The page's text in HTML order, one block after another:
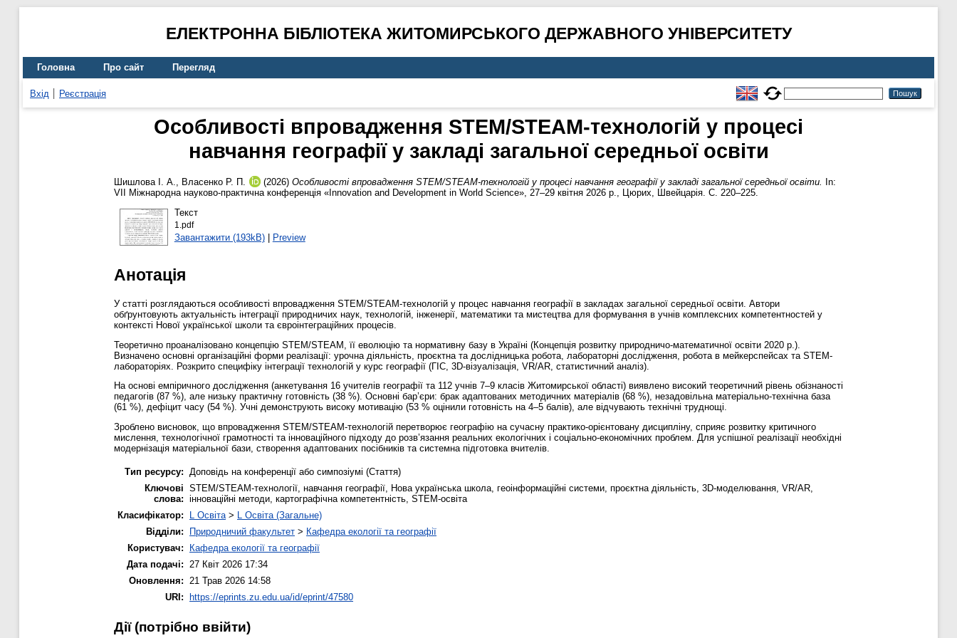
ЕЛЕКТРОННА БІБЛІОТЕКА ЖИТОМИРСЬКОГО ДЕРЖАВНОГО УНІВЕРСИТЕТУ
Головна Про сайт Перегляд
Вхід Реєстрація
Особливості впровадження STEM/STEAM-технологій у процесі
навчання географії у закладі загальної середньої освіти
Шишлова І. А., Власенко Р. П. (2026) Особливості впровадження STEM/STEAM-технологій у процесі навчання географії у закладі загальної середньої освіти.
In:
VII Міжнародна науково-практична конференція «Innovation and Development in World Science», 27–29 квітня 2026 р., Цюрих, Швейцарія. С. 220–225.
Текст
1.pdf
Завантажити (193kB)| Preview
Анотація
У статті розглядаються особливості впровадження STEM/STEAM-технологій у процес навчання географії в закладах загальної середньої освіти. Автори
обґрунтовують актуальність інтеграції природничих наук, технологій, інженерії, математики та мистецтва для формування в учнів комплексних компетентностей у
контексті Нової української школи та євроінтеграційних процесів.
Теоретично проаналізовано концепцію STEM/STEAM, її еволюцію та нормативну базу в Україні (Концепція розвитку природничо-математичної освіти 2020 р.).
Визначено основні організаційні форми реалізації: урочна діяльність, проєктна та дослідницька робота, лабораторні дослідження, робота в мейкерспейсах та STEM-
лабораторіях. Розкрито специфіку інтеграції технологій у курс географії (ГІС, 3D-візуалізація, VR/AR, статистичний аналіз).
На основі емпіричного дослідження (анкетування 16 учителів географії та 112 учнів 7–9 класів Житомирської області) виявлено високий теоретичний рівень обізнаності
педагогів (87 %), але низьку практичну готовність (38 %). Основні бар’єри: брак адаптованих методичних матеріалів (68 %), незадовільна матеріально-технічна база
(61 %), дефіцит часу (54 %). Учні демонструють високу мотивацію (53 % оцінили готовність на 4–5 балів), але відчувають технічні труднощі.
Зроблено висновок, що впровадження STEM/STEAM-технологій перетворює географію на сучасну практико-орієнтовану дисципліну, сприяє розвитку критичного
мислення, технологічної грамотності та інноваційного підходу до розв’язання реальних екологічних і соціально-економічних проблем. Для успішної реалізації необхідні
модернізація матеріальної бази, створення адаптованих посібників та системна підготовка вчителів.
Тип ресурсу: Доповідь на конференції або симпозіумі (Стаття)
Ключові
слова:
STEM/STEAM-технології, навчання географії, Нова українська школа, геоінформаційні системи, проєктна діяльність, 3D-моделювання, VR/AR,
інноваційні методи, картографічна компетентність, STEM-освіта
Класифікатор:
L Освіта> L Освіта (Загальне)
Відділи:
Природничий факультет > Кафедра екології та географії
Користувач:
Кафедра екології та географії
Дата подачі: 27 Квіт 2026 17:34
Оновлення: 21 Трав 2026 14:58
URI:
https://eprints.zu.edu.ua/id/eprint/47580
Дії ​​(потрібно ввійти)